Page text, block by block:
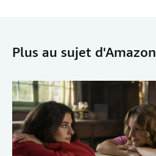
Plus au sujet d'Amazon